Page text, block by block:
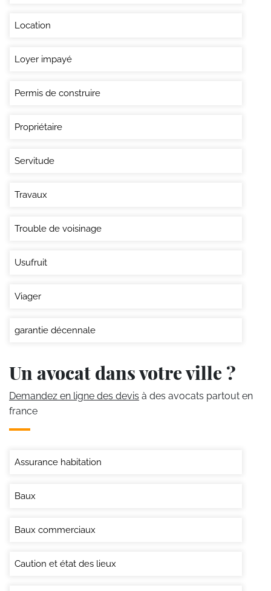
Location
Loyer impayé
Permis de construire
Propriétaire
Servitude
Travaux
Trouble de voisinage
Usufruit
Viager
garantie décennale
Un avocat dans votre ville ?
Demandez en ligne des devis à des avocats partout en
france
Assurance habitation
Baux
Baux commerciaux
Caution et état des lieux